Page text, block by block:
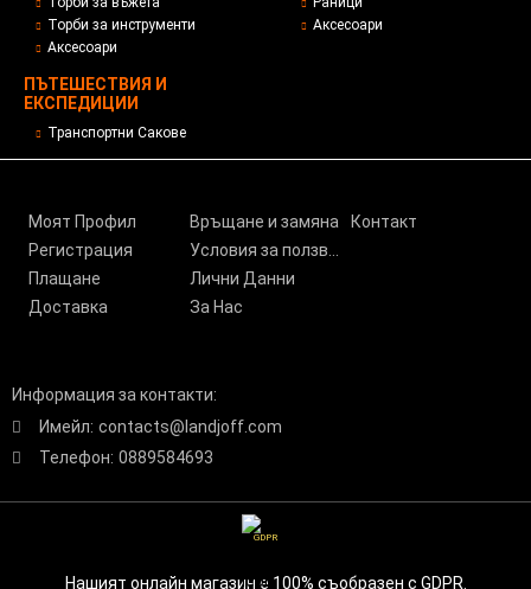
Торби за инструменти
Аксесоари
ПЪТЕШЕСТВИЯ И
ЕКСПЕДИЦИИ
Транспортни Сакове
Аксесоари
Моят Профил
Регистрация
Плащане
Доставка
Връщане и замяна
Лични Данни
За Нас
Контакт
Информация за контакти:
Имейл: contacts@landjoff.com
Телефон: 0889584693
GDPR
Нашият онлайн магазин е 100% съобразен с GDPR.